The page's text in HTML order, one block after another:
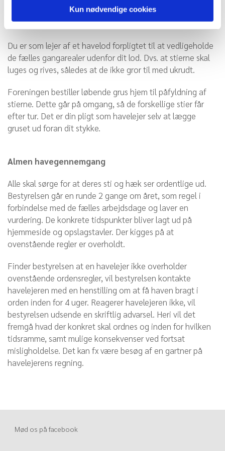
Kun nødvendige cookies
Vedligeholdelse af gangarealer og hække
Du er som lejer af et havelod forpligtet til at vedligeholde
de fælles gangarealer udenfor dit lod. Dvs. at stierne skal
luges og rives, således at de ikke gror til med ukrudt.
Foreningen bestiller løbende grus hjem til påfyldning af
stierne. Dette går på omgang, så de forskellige stier får
efter tur. Det er din pligt som havelejer selv at lægge
gruset ud foran dit stykke.
Almen havegennemgang
Alle skal sørge for at deres sti og hæk ser ordentlige ud.
Bestyrelsen går en runde 2 gange om året, som regel i
forbindelse med de fælles arbejdsdage og laver en
vurdering. De konkrete tidspunkter bliver lagt ud på
hjemmeside og opslagstavler. Der kigges på at
ovenstående regler er overholdt.
Finder bestyrelsen at en havelejer ikke overholder
ovenstående ordensregler, vil bestyrelsen kontakte
havelejeren med en henstilling om at få haven bragt i
orden inden for 4 uger. Reagerer havelejeren ikke, vil
bestyrelsen udsende en skriftlig advarsel. Heri vil det
fremgå hvad der konkret skal ordnes og inden for hvilken
tidsramme, samt mulige konsekvenser ved fortsat
misligholdelse. Det kan fx være besøg af en gartner på
havelejerens regning.
Mød os på facebook